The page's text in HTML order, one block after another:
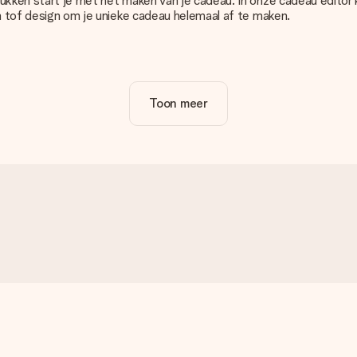
design om je unieke cadeau helemaal af te maken.
Daarom is het belangrijk om foto's van hoge kwaliteit te
dat je wilt bestellen. Zij kunnen de kwaliteit dan voor je
kleur, maar je ziet die niet op de website staan? Neem
in?
Toon meer